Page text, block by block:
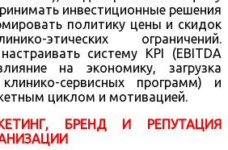
инвестиционные решения
политику цены и скидок
этических ограничений.
систему KPI (EBITDA
на экономику, загрузка
сервисных программ) и
циклом и мотивацией.
БРЕНД И РЕПУТАЦИЯ